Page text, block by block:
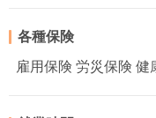
各種保険
雇用保険 労災保険 健